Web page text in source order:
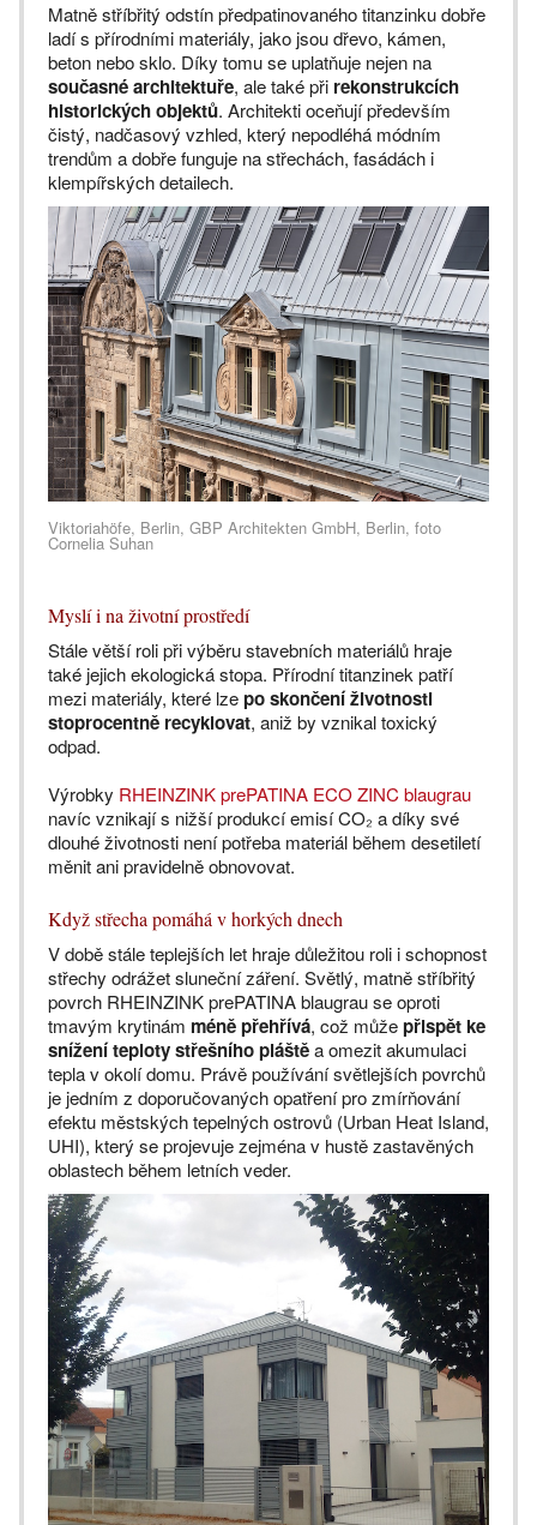
Matně stříbřitý odstín předpatinovaného titanzinku dobře
ladí s přírodními materiály, jako jsou dřevo, kámen,
beton nebo sklo. Díky tomu se uplatňuje nejen na
současné architektuře, ale také při rekonstrukcích
historických objektů. Architekti oceňují především
čistý, nadčasový vzhled, který nepodléhá módním
trendům a dobře funguje na střechách, fasádách i
klempířských detailech.
Viktoriahöfe, Berlin, GBP Architekten GmbH, Berlin, foto
Cornelia Suhan
Myslí i na životní prostředí
Stále větší roli při výběru stavebních materiálů hraje
také jejich ekologická stopa. Přírodní titanzinek patří
mezi materiály, které lzepo skončení životnosti
stoprocentně recyklovat, aniž by vznikal toxický
odpad.
Výrobky RHEINZINK prePATINA ECO ZINC blaugrau
navíc vznikají s nižší produkcí emisí CO₂ a díky své
dlouhé životnosti není potřeba materiál během desetiletí
měnit ani pravidelně obnovovat.
Když střecha pomáhá v horkých dnech
V době stále teplejších let hraje důležitou roli i schopnost
střechy odrážet sluneční záření. Světlý, matně stříbřitý
povrch RHEINZINK prePATINA blaugrau se oproti
tmavým krytinám méně přehřívá, což můžepřispět ke
snížení teploty střešního pláštěa omezit akumulaci
tepla v okolí domu. Právě používání světlejších povrchů
je jedním z doporučovaných opatření pro zmírňování
efektu městských tepelných ostrovů (Urban Heat Island,
UHI), který se projevuje zejména v hustě zastavěných
oblastech během letních veder.